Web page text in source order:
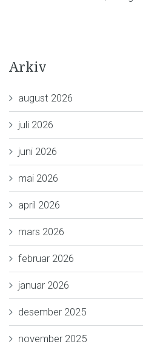
Arkiv
august 2026
juli 2026
juni 2026
mai 2026
april 2026
mars 2026
februar 2026
januar 2026
desember 2025
november 2025